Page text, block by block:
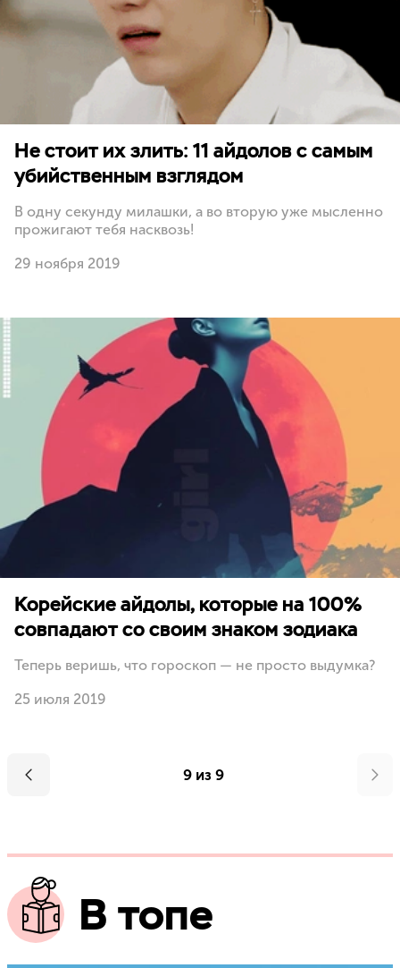
Не стоит их злить: 11 айдолов с самым
убийственным взглядом
В одну секунду милашки, а во вторую уже мысленно
прожигают тебя насквозь!
29 ноября 2019
Корейские айдолы, которые на 100%
совпадают со своим знаком зодиака
Теперь веришь, что гороскоп — не просто выдумка?
25 июля 2019
9 из 9
В топе